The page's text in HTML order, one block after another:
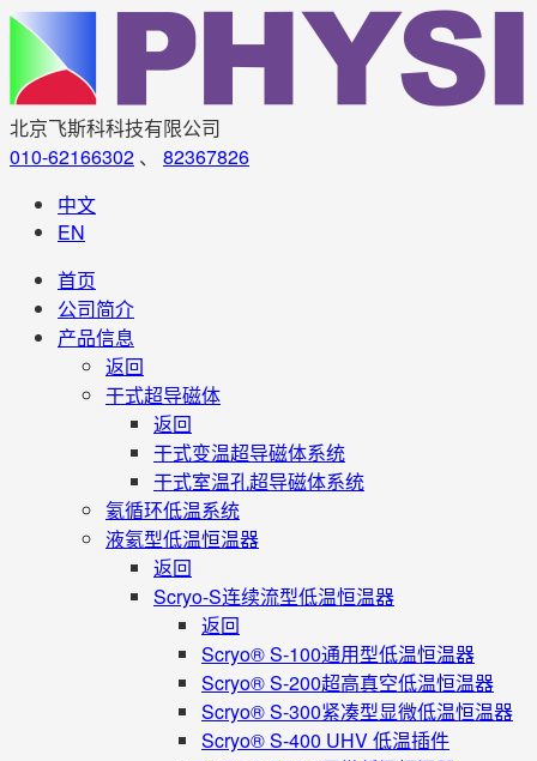
北京飞斯科科技有限公司
010-62166302 、 82367826
中文
EN
首页
公司简介
产品信息
返回
干式超导磁体
返回
干式变温超导磁体系统
干式室温孔超导磁体系统
氦循环低温系统
液氦型低温恒温器
返回
Scryo-S连续流型低温恒温器
返回
Scryo® S-100通用型低温恒温器
Scryo® S-200超高真空低温恒温器
Scryo® S-300紧凑型显微低温恒温器
Scryo® S-400 UHV 低温插件